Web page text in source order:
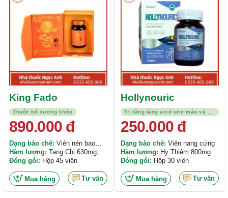
Thuốc bổ xương khớp
King Fado
890.000đ
Dạng bào chế: Viên nén bao
phim
Hàm lượng: Tang Chi 630mg;
Hy Thiêm 560mg ; Ngưu Tất
Đóng gói: Hộp 45 viên
Mua hàng Tư vấn
Hollynouric
250.000đ
Dạng bào chế: Viên nang cứng
Hàm lượng: Hy Thiêm 800mg;
Độc Hoạt 600mg; Thiên Niên
Đóng gói: Hộp 30 viên
Mua hàng Tư vấn